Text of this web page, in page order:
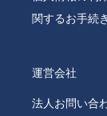
関するお手続
運営会社
法人お問い合